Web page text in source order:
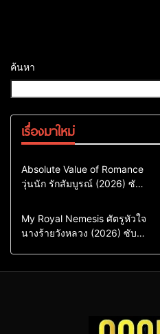
ค้นหา
เรื่องมาใหม่
Comedy
Drama
ซีรี่ย์เกาหลี
ซีรี่ย์เกาหลีพากย์ไทย
Absolute Value of Romance
วุ่นนัก รักสัมบูรณ์ (2026) ซับ
Comedy
Drama
Sci-Fi & Fantasy
My Royal Nemesis ศัตรูหัวใจ
นางร้ายวังหลวง (2026) ซับ